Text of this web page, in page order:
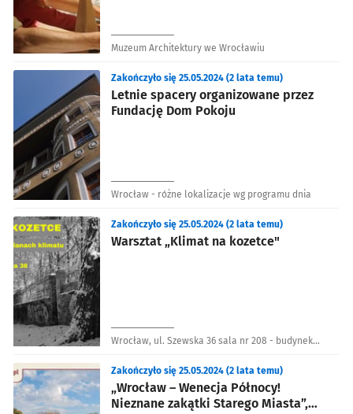
Muzeum Architektury we Wrocławiu
Letnie spacery organizowane przez
Fundację Dom Pokoju
Zakończyło się 25.05.2024 (2 lata temu)
Wrocław - różne lokalizacje wg programu dnia
Warsztat „Klimat na kozetce"
Zakończyło się 25.05.2024 (2 lata temu)
Wrocław, ul. Szewska 36 sala nr 208 - budynek
„Wrocław – Wenecja Północy!
Nieznane zakątki Starego Miasta”,
Zakończyło się 25.05.2024 (2 lata temu)